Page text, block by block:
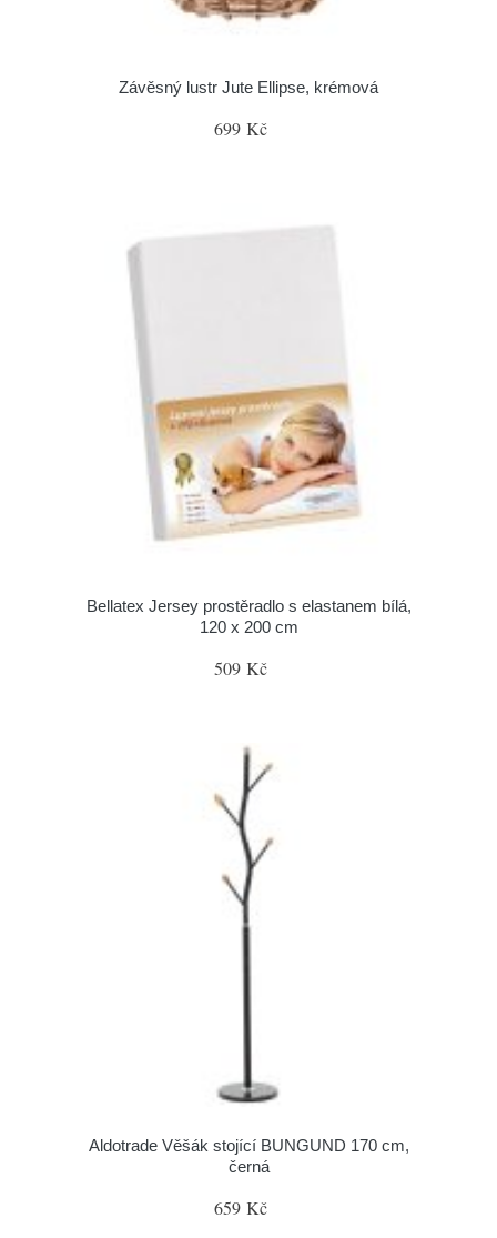
Závěsný lustr Jute Ellipse, krémová
699 Kč
Bellatex Jersey prostěradlo s elastanem bílá,
120 x 200 cm
509 Kč
Aldotrade Věšák stojící BUNGUND 170 cm,
černá
659 Kč